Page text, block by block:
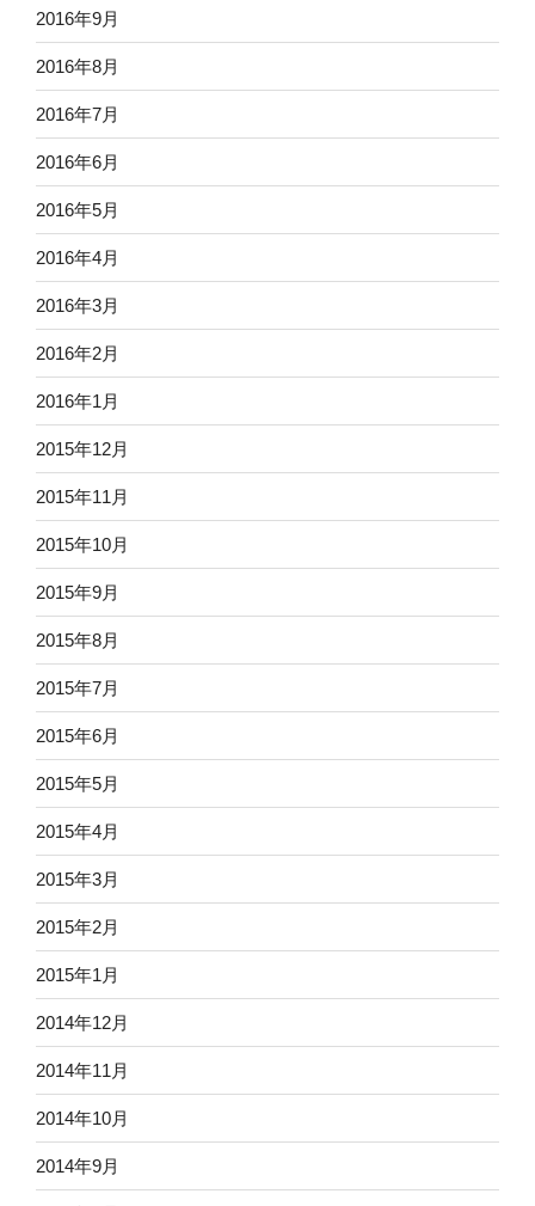
2016年9月
2016年8月
2016年7月
2016年6月
2016年5月
2016年4月
2016年3月
2016年2月
2016年1月
2015年12月
2015年11月
2015年10月
2015年9月
2015年8月
2015年7月
2015年6月
2015年5月
2015年4月
2015年3月
2015年2月
2015年1月
2014年12月
2014年11月
2014年10月
2014年9月